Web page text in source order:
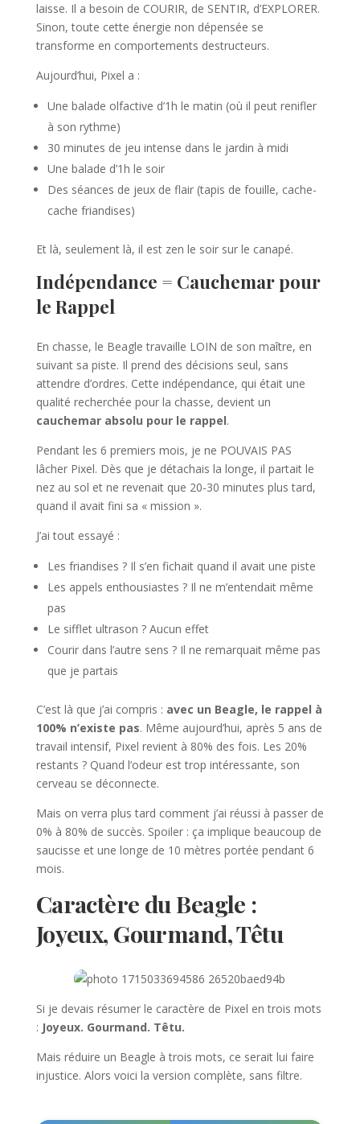
laisse. Il a besoin de COURIR, de SENTIR, d’EXPLORER.
Sinon, toute cette énergie non dépensée se
transforme en comportements destructeurs.
Aujourd’hui, Pixel a :
Une balade olfactive d’1h le matin (où il peut renifler
à son rythme)
30 minutes de jeu intense dans le jardin à midi
Une balade d’1h le soir
Des séances de jeux de flair (tapis de fouille, cache-
cache friandises)
Et là, seulement là, il est zen le soir sur le canapé.
Indépendance = Cauchemar pour
le Rappel
En chasse, le Beagle travaille LOIN de son maître, en
suivant sa piste. Il prend des décisions seul, sans
attendre d’ordres. Cette indépendance, qui était une
qualité recherchée pour la chasse, devient un
cauchemar absolu pour le rappel.
Pendant les 6 premiers mois, je ne POUVAIS PAS
lâcher Pixel. Dès que je détachais la longe, il partait le
nez au sol et ne revenait que 20-30 minutes plus tard,
quand il avait fini sa « mission ».
J’ai tout essayé :
Les friandises ? Il s’en fichait quand il avait une piste
Les appels enthousiastes ? Il ne m’entendait même
pas
Le sifflet ultrason ? Aucun effet
Courir dans l’autre sens ? Il ne remarquait même pas
que je partais
C’est là que j’ai compris : avec un Beagle, le rappel à
100% n’existe pas. Même aujourd’hui, après 5 ans de
travail intensif, Pixel revient à 80% des fois. Les 20%
restants ? Quand l’odeur est trop intéressante, son
cerveau se déconnecte.
Mais on verra plus tard comment j’ai réussi à passer de
0% à 80% de succès. Spoiler : ça implique beaucoup de
saucisse et une longe de 10 mètres portée pendant 6
mois.
Caractère du Beagle :
Joyeux, Gourmand, Têtu
Si je devais résumer le caractère de Pixel en trois mots
: Joyeux. Gourmand. Têtu.
Mais réduire un Beagle à trois mots, ce serait lui faire
injustice. Alors voici la version complète, sans filtre.